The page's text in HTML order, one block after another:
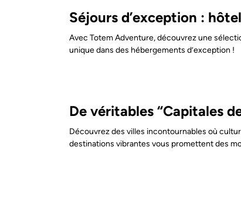
Séjours d’exception :
Avec Totem Adventure, découvrez une
unique dans des hébergements d’exception !
De véritables “Capitales
Découvrez des villes incontournables où
destinations vibrantes vous promettent des